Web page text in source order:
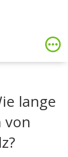
lange
von